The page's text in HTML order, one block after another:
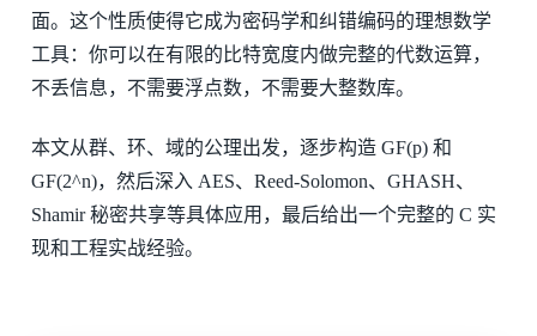
面。这个性质使得它成为密码学和纠错编码的理想数学
工具：你可以在有限的比特宽度内做完整的代数运算，
不丢信息，不需要浮点数，不需要大整数库。
本文从群、环、域的公理出发，逐步构造 GF(p) 和
GF(2^n)，然后深入 AES、Reed-Solomon、GHASH、
Shamir 秘密共享等具体应用，最后给出一个完整的 C 实
现和工程实战经验。